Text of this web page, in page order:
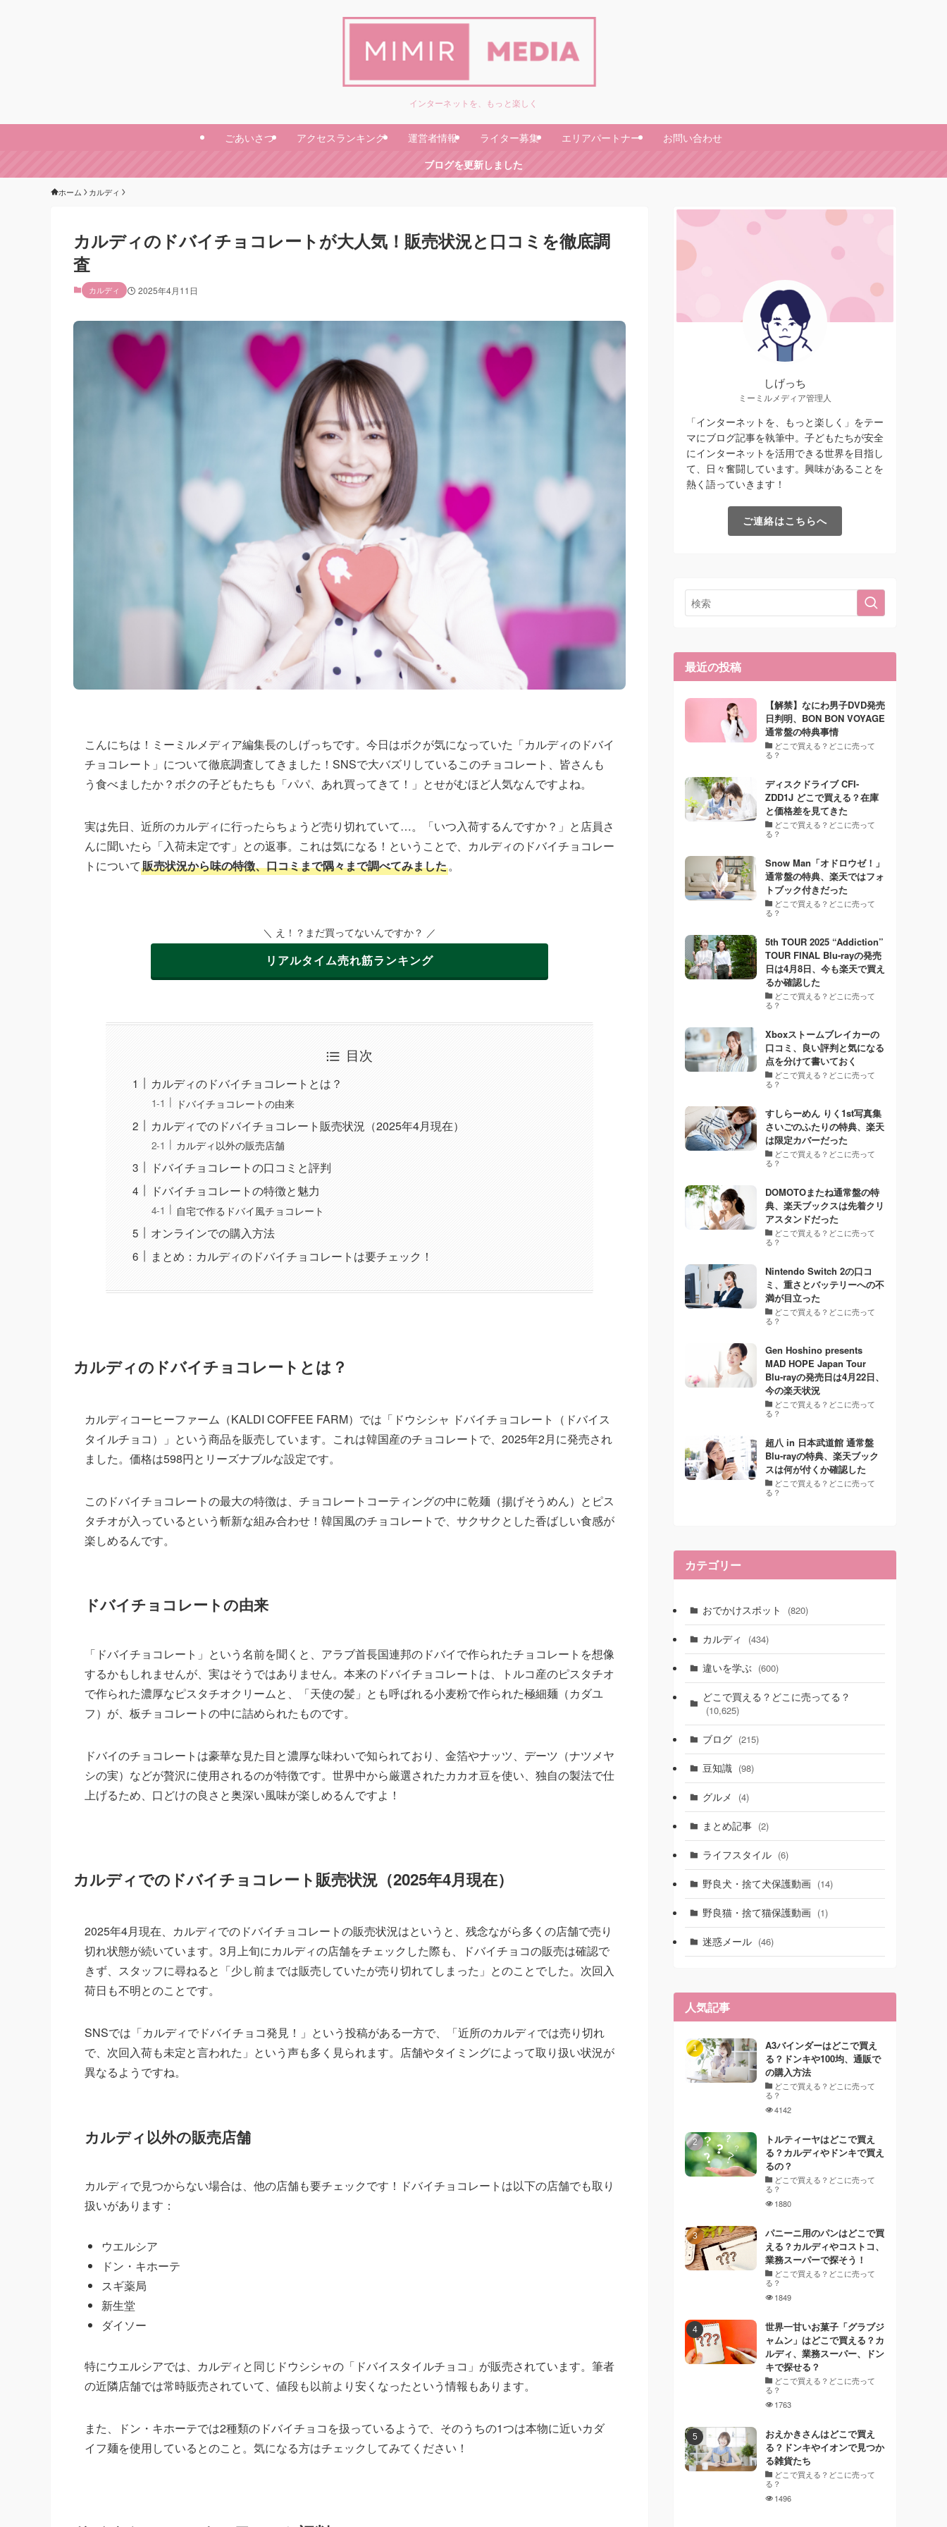
インターネットを、もっと楽しく
ごあいさつ アクセスランキング 運営者情報 ライター募集 エリアパートナー
お問い合わせ
ブログを更新しました
ホーム カルディ
カルディのドバイチョコレートが大人気！販売状況と口コミを徹底調
査
カルディ 2025年4月11日
こんにちは！ミーミルメディア編集長のしげっちです。今日はボクが気になっていた「カルディのドバイ
チョコレート」について徹底調査してきました！SNSで大バズリしているこのチョコレート、皆さんも
う食べましたか？ボクの子どもたちも「パパ、あれ買ってきて！」とせがむほど人気なんですよね。
実は先日、近所のカルディに行ったらちょうど売り切れていて…。「いつ入荷するんですか？」と店員さ
んに聞いたら「入荷未定です」との返事。これは気になる！ということで、カルディのドバイチョコレー
トについて販売状況から味の特徴、口コミまで隅々まで調べてみました。
＼ え！？まだ買ってないんですか？ ／
リアルタイム売れ筋ランキング
目次
カルディのドバイチョコレートとは？
ドバイチョコレートの由来
カルディでのドバイチョコレート販売状況（2025年4月現在）
カルディ以外の販売店舗
ドバイチョコレートの口コミと評判
ドバイチョコレートの特徴と魅力
自宅で作るドバイ風チョコレート
オンラインでの購入方法
まとめ：カルディのドバイチョコレートは要チェック！
カルディのドバイチョコレートとは？
カルディコーヒーファーム（KALDI COFFEE FARM）では「ドウシシャ ドバイチョコレート（ドバイス
タイルチョコ）」という商品を販売しています。これは韓国産のチョコレートで、2025年2月に発売され
ました。価格は598円とリーズナブルな設定です。
このドバイチョコレートの最大の特徴は、チョコレートコーティングの中に乾麺（揚げそうめん）とピス
タチオが入っているという斬新な組み合わせ！韓国風のチョコレートで、サクサクとした香ばしい食感が
楽しめるんです。
ドバイチョコレートの由来
「ドバイチョコレート」という名前を聞くと、アラブ首長国連邦のドバイで作られたチョコレートを想像
するかもしれませんが、実はそうではありません。本来のドバイチョコレートは、トルコ産のピスタチオ
で作られた濃厚なピスタチオクリームと、「天使の髪」とも呼ばれる小麦粉で作られた極細麺（カダユ
フ）が、板チョコレートの中に詰められたものです。
ドバイのチョコレートは豪華な見た目と濃厚な味わいで知られており、金箔やナッツ、デーツ（ナツメヤ
シの実）などが贅沢に使用されるのが特徴です。世界中から厳選されたカカオ豆を使い、独自の製法で仕
上げるため、口どけの良さと奥深い風味が楽しめるんですよ！
カルディでのドバイチョコレート販売状況（2025年4月現在）
2025年4月現在、カルディでのドバイチョコレートの販売状況はというと、残念ながら多くの店舗で売り
切れ状態が続いています。3月上旬にカルディの店舗をチェックした際も、ドバイチョコの販売は確認で
きず、スタッフに尋ねると「少し前までは販売していたが売り切れてしまった」とのことでした。次回入
荷日も不明とのことです。
SNSでは「カルディでドバイチョコ発見！」という投稿がある一方で、「近所のカルディでは売り切れ
で、次回入荷も未定と言われた」という声も多く見られます。店舗やタイミングによって取り扱い状況が
異なるようですね。
カルディ以外の販売店舗
カルディで見つからない場合は、他の店舗も要チェックです！ドバイチョコレートは以下の店舗でも取り
扱いがあります：
ウエルシア
ドン・キホーテ
スギ薬局
新生堂
ダイソー
特にウエルシアでは、カルディと同じドウシシャの「ドバイスタイルチョコ」が販売されています。筆者
の近隣店舗では常時販売されていて、値段も以前より安くなったという情報もあります。
また、ドン・キホーテでは2種類のドバイチョコを扱っているようで、そのうちの1つは本物に近いカダ
イフ麺を使用しているとのこと。気になる方はチェックしてみてください！
しげっち
ミーミルメディア管理人
「インターネットを、もっと楽しく」をテー
マにブログ記事を執筆中。子どもたちが安全
にインターネットを活用できる世界を目指し
て、日々奮闘しています。興味があることを
熱く語っていきます！
ご連絡はこちらへ
最近の投稿
【解禁】なにわ男子DVD発売
日判明、BON BON VOYAGE
通常盤の特典事情
どこで買える？どこに売って
る？
ディスクドライブ CFI-
ZDD1J どこで買える？在庫
と価格差を見てきた
どこで買える？どこに売って
る？
Snow Man「オドロウゼ！」
通常盤の特典、楽天ではフォ
トブック付きだった
どこで買える？どこに売って
る？
5th TOUR 2025 “Addiction”
TOUR FINAL Blu-rayの発売
日は4月8日、今も楽天で買え
るか確認した
どこで買える？どこに売って
る？
Xboxストームブレイカーの
口コミ、良い評判と気になる
点を分けて書いておく
どこで買える？どこに売って
る？
すしらーめん りく1st写真集
さいごのふたりの特典、楽天
は限定カバーだった
どこで買える？どこに売って
る？
DOMOTOまたね通常盤の特
典、楽天ブックスは先着クリ
アスタンドだった
どこで買える？どこに売って
る？
Nintendo Switch 2の口コ
ミ、重さとバッテリーへの不
満が目立った
どこで買える？どこに売って
る？
Gen Hoshino presents
MAD HOPE Japan Tour
Blu-rayの発売日は4月22日、
今の楽天状況
どこで買える？どこに売って
る？
超八 in 日本武道館 通常盤
Blu-rayの特典、楽天ブック
スは何が付くか確認した
どこで買える？どこに売って
る？
カテゴリー
おでかけスポット (820)
カルディ (434)
違いを学ぶ (600)
どこで買える？どこに売ってる？
(10,625)
ブログ (215)
豆知識 (98)
グルメ (4)
まとめ記事 (2)
ライフスタイル (6)
野良犬・捨て犬保護動画 (14)
野良猫・捨て猫保護動画 (1)
迷惑メール (46)
人気記事
A3バインダーはどこで買え
る？ドンキや100均、通販で
の購入方法
どこで買える？どこに売って
る？
4142
トルティーヤはどこで買え
る？カルディやドンキで買え
るの？
どこで買える？どこに売って
る？
1880
パニーニ用のパンはどこで買
える？カルディやコストコ、
業務スーパーで探そう！
どこで買える？どこに売って
る？
1849
世界一甘いお菓子「グラブジ
ャムン」はどこで買える？カ
ルディ、業務スーパー、ドン
キで探せる？
どこで買える？どこに売って
る？
1763
おえかきさんはどこで買え
る？ドンキやイオンで見つか
る雑貨たち
どこで買える？どこに売って
る？
1496